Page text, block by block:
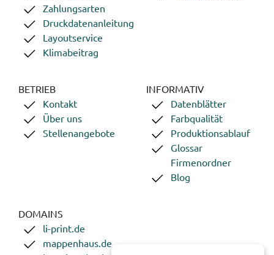
Zahlungsarten
Druckdatenanleitung
Layoutservice
Klimabeitrag
BETRIEB
Kontakt
Über uns
Stellenangebote
INFORMATIV
Datenblätter
Farbqualität
Produktionsablauf
Glossar
Firmenordner
Blog
DOMAINS
li-print.de
mappenhaus.de